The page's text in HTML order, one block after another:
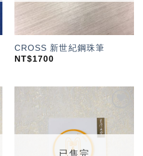
CROSS 新世紀鋼珠筆
NT$1700
望輕